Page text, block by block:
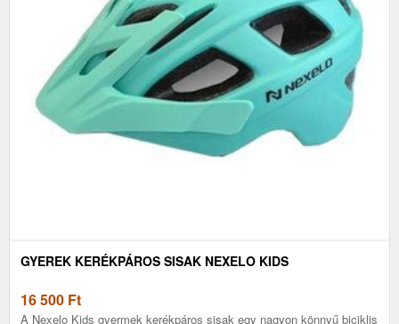
GYEREK KERÉKPÁROS SISAK NEXELO KIDS
16 500 Ft
A Nexelo Kids gyermek kerékpáros sisak egy nagyon könnyű biciklis